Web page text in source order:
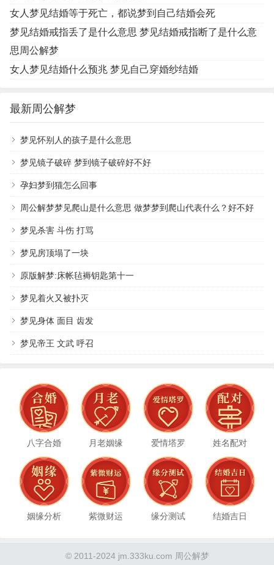
女人梦见结婚等于死亡，都说梦到自己结婚会死
梦见结婚戒指丢了是什么意思 梦见结婚戒指断了是什么意
思周公解梦
女人梦见结婚什么预兆 梦见自己穿婚纱结婚
最新周公解梦
梦见怀别人的孩子是什么意思
梦见镜子破碎 梦到镜子破碎好不好
孕妇梦到猫怎么回事
周公解梦梦见爬山是什么意思 做梦梦到爬山代表什么？好不好
梦见杀害 斗伤 打骂
梦见房顶塌了一块
原版解梦:床帐毡褥钥匙第十一
梦见着火又被扑灭
梦见身体 面目 齿发
梦见帝王 文武 呼召
八字合婚 月老姻缘 爱情塔罗 姓名配对
姻缘分析 紫微财运 缘分测试 结婚吉日
© 2011-2024 jm.333ku.com 周公解梦